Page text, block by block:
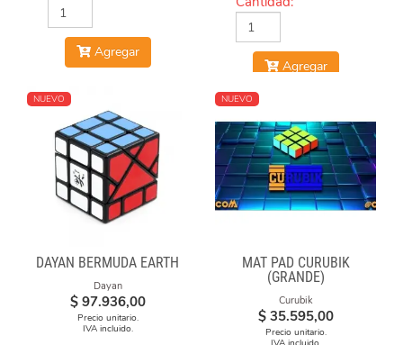
Agregar
Agregar
NUEVO
DAYAN BERMUDA EARTH
Dayan
$ 97.936,00
Precio unitario.
IVA incluido.
NUEVO
MAT PAD CURUBIK
(GRANDE)
Curubik
$ 35.595,00
Precio unitario.